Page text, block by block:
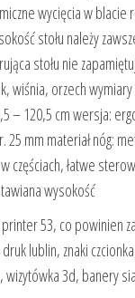
wycięcia w blacie
stołu należy
stołu nie
wiśnia, orzech wymiary
– 120,5 cm wersja:
25 mm materiał nóg:
częściach, łatwe
wysokość
53, co powinien
lublin, znaki
wizytówka 3d, banery